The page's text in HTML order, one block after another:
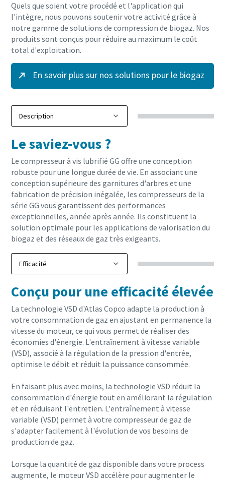
Quels que soient votre procédé et l'application qui
l'intègre, nous pouvons soutenir votre activité grâce à
notre gamme de solutions de compression de biogaz. Nos
produits sont conçus pour réduire au maximum le coût
total d'exploitation.
En savoir plus sur nos solutions pour le biogaz
Le saviez-vous ?
Le compresseur à vis lubrifié GG offre une conception
robuste pour une longue durée de vie. En associant une
conception supérieure des garnitures d'arbres et une
fabrication de précision inégalée, les compresseurs de la
série GG vous garantissent des performances
exceptionnelles, année après année. Ils constituent la
solution optimale pour les applications de valorisation du
biogaz et des réseaux de gaz très exigeants.
Conçu pour une efficacité élevée
La technologie VSD d'Atlas Copco adapte la production à
votre consommation de gaz en ajustant en permanence la
vitesse du moteur, ce qui vous permet de réaliser des
économies d'énergie. L'entraînement à vitesse variable
(VSD), associé à la régulation de la pression d'entrée,
optimise le débit et réduit la puissance consommée.
En faisant plus avec moins, la technologie VSD réduit la
consommation d'énergie tout en améliorant la régulation
et en réduisant l'entretien. L'entraînement à vitesse
variable (VSD) permet à votre compresseur de gaz de
s'adapter facilement à l'évolution de vos besoins de
production de gaz.
Lorsque la quantité de gaz disponible dans votre process
augmente, le moteur VSD accélère pour augmenter le